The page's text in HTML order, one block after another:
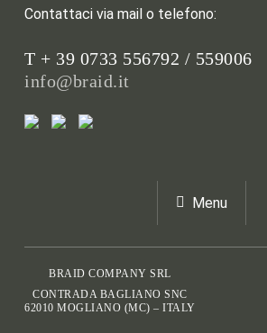
Contattaci via mail o telefono:
T + 39 0733 556792 / 559006
info@braid.it
Menu
BRAID COMPANY SRL
CONTRADA BAGLIANO SNC
62010 MOGLIANO (MC) – ITALY